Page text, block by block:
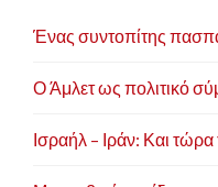
Ένας συντοπίτης
Ο Άμλετ ως πολιτικό
Ισραήλ – Ιράν: Και τώρα